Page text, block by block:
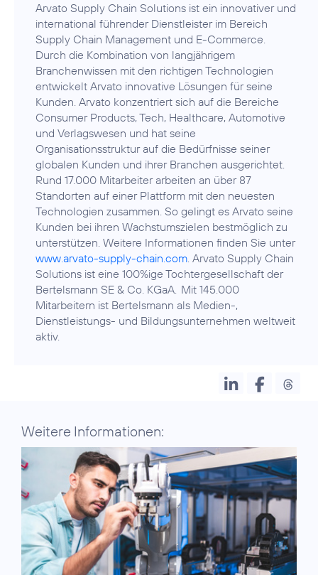
Arvato Supply Chain Solutions ist ein innovativer und
international führender Dienstleister im Bereich
Supply Chain Management und E-Commerce.
Durch die Kombination von langjährigem
Branchenwissen mit den richtigen Technologien
entwickelt Arvato innovative Lösungen für seine
Kunden. Arvato konzentriert sich auf die Bereiche
Consumer Products, Tech, Healthcare, Automotive
und Verlagswesen und hat seine
Organisationsstruktur auf die Bedürfnisse seiner
globalen Kunden und ihrer Branchen ausgerichtet.
Rund 17.000 Mitarbeiter arbeiten an über 87
Standorten auf einer Plattform mit den neuesten
Technologien zusammen. So gelingt es Arvato seine
Kunden bei ihren Wachstumszielen bestmöglich zu
unterstützen. Weitere Informationen finden Sie unter
www.arvato-supply-chain.com. Arvato Supply Chain
Solutions ist eine 100%ige Tochtergesellschaft der
Bertelsmann SE & Co. KGaA. Mit 145.000
Mitarbeitern ist Bertelsmann als Medien-,
Dienstleistungs- und Bildungsunternehmen weltweit
aktiv.
Weitere Informationen: